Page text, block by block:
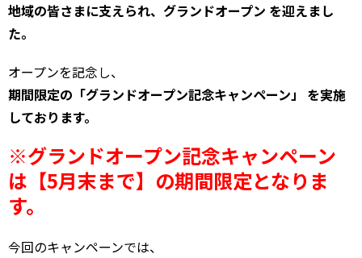
地域の皆さまに支えられ、 グランドオープン を迎えまし
た。
オープンを記念し、
期間限定の「グランドオープン記念キャンペーン」 を実施
しております。
※グランドオープン記念キャンペーン
は【5月末まで】の期間限定となりま
す。
今回のキャンペーンでは、